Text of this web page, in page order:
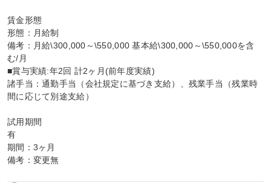
賃金形態
形態：月給制
備考：月給\300,000～\550,000 基本給\300,000～\550,000を含
む/月
■賞与実績:年2回 計2ヶ月(前年度実績)
諸手当：通勤手当（会社規定に基づき支給）、残業手当（残業時
間に応じて別途支給）
試用期間
有
期間：3ヶ月
備考：変更無